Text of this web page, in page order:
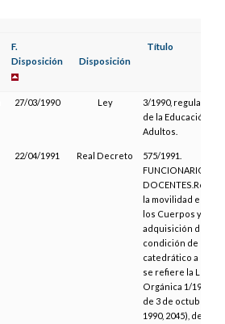
F.
Disposición
Disposición
Título
27/03/1990 Ley
3/1990, regulación
de la Educación de
Adultos.
22/04/1991 Real Decreto
575/1991.
FUNCIONARIOS
DOCENTES.Regula
la movilidad entre
los Cuerpos y la
adquisición de la
condición de
catedrático a que
se refiere la Ley
Orgánica 1/1990,
de 3 de octubre (R.
1990, 2045), de